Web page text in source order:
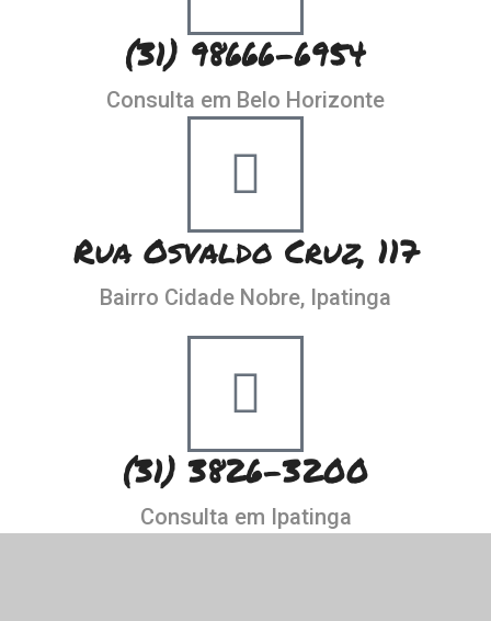
(31) 98666-6954
Consulta em Belo Horizonte
Rua Osvaldo Cruz, 117
Bairro Cidade Nobre, Ipatinga
(31) 3826-3200
Consulta em Ipatinga